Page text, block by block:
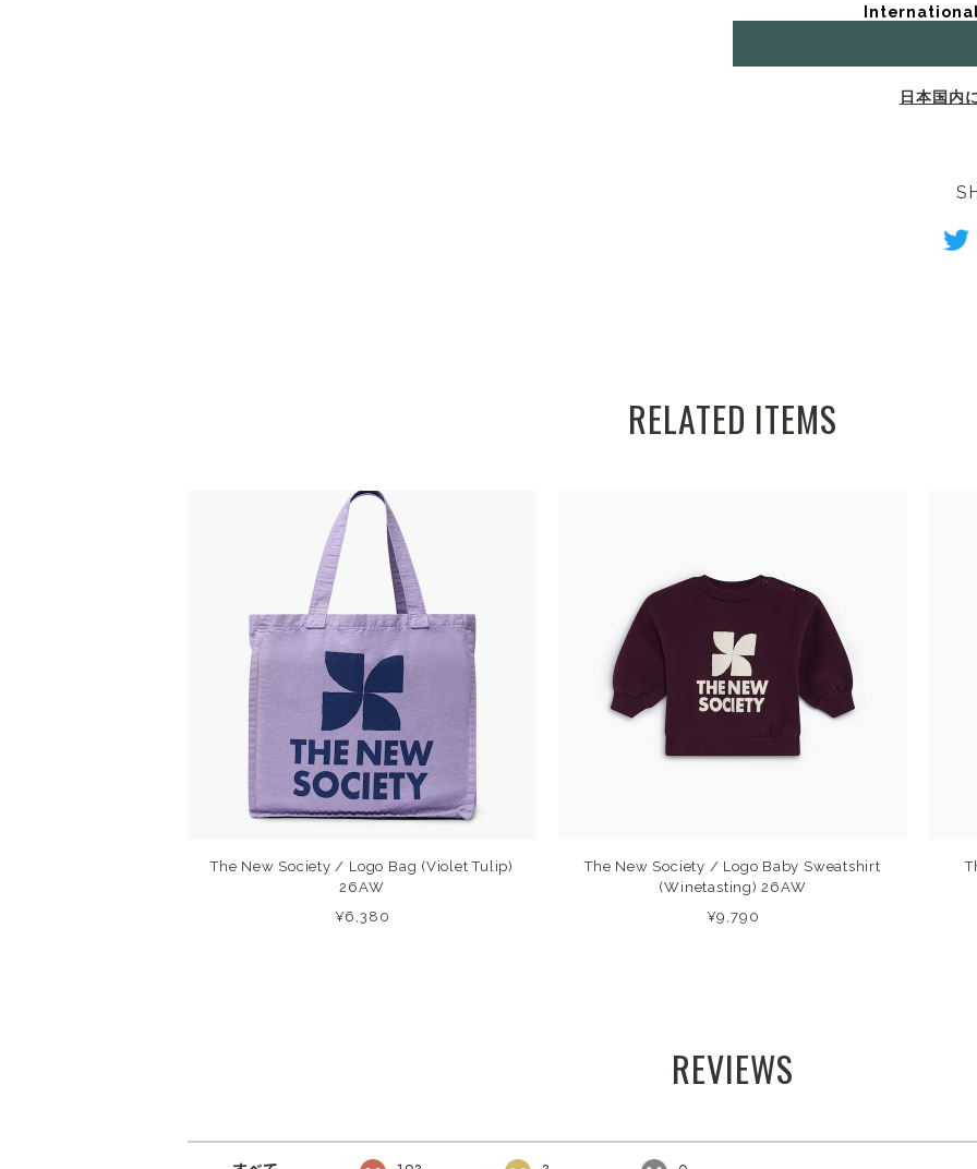
日本国内
RELATED ITEMS
The New Society / Logo Bag (Violet Tulip)
26AW
¥6,380
The New Society / Logo Baby Sweatshirt
(Winetasting) 26AW
¥9,790
REVIEWS